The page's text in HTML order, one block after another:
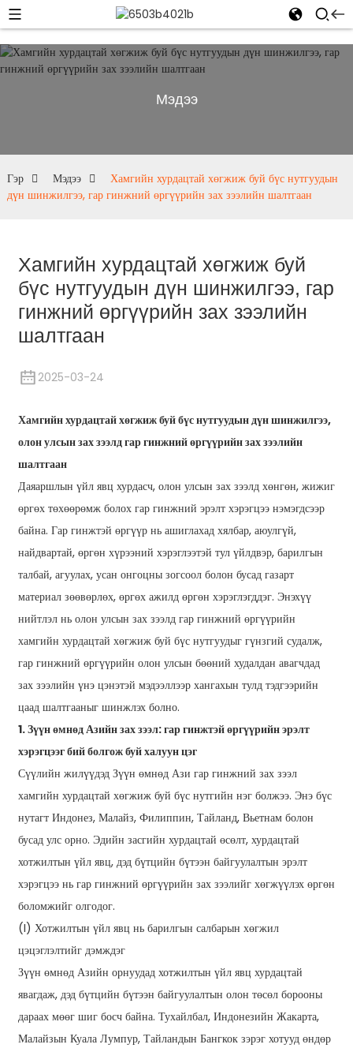
Мэдээ
Гэр Мэдээ
Хамгийн хурдацтай хөгжиж буй бүс нутгуудын
дүн шинжилгээ, гар гинжний өргүүрийн зах зээлийн шалтгаан
Хамгийн хурдацтай хөгжиж буй
бүс нутгуудын дүн шинжилгээ, гар
гинжний өргүүрийн зах зээлийн
шалтгаан
2025-03-24
Хамгийн хурдацтай хөгжиж буй бүс нутгуудын дүн шинжилгээ,
олон улсын зах зээлд гар гинжний өргүүрийн зах зээлийн
шалтгаан
Даяаршлын үйл явц хурдасч, олон улсын зах зээлд хөнгөн, жижиг
өргөх төхөөрөмж болох гар гинжний эрэлт хэрэгцээ нэмэгдсээр
байна. Гар гинжтэй өргүүр нь ашиглахад хялбар, аюулгүй,
найдвартай, өргөн хүрээний хэрэглээтэй тул үйлдвэр, барилгын
талбай, агуулах, усан онгоцны зогсоол болон бусад газарт
материал зөөвөрлөх, өргөх ажилд өргөн хэрэглэгддэг. Энэхүү
нийтлэл нь олон улсын зах зээлд гар гинжний өргүүрийн
хамгийн хурдацтай хөгжиж буй бүс нутгуудыг гүнзгий судалж,
гар гинжний өргүүрийн олон улсын бөөний худалдан авагчдад
зах зээлийн үнэ цэнэтэй мэдээллээр хангахын тулд тэдгээрийн
цаад шалтгааныг шинжлэх болно.
1. Зүүн өмнөд Азийн зах зээл: гар гинжтэй өргүүрийн эрэлт
хэрэгцээг бий болгож буй халуун цэг
Сүүлийн жилүүдэд Зүүн өмнөд Ази гар гинжний зах зээл
хамгийн хурдацтай хөгжиж буй бүс нутгийн нэг болжээ. Энэ бүс
нутагт Индонез, Малайз, Филиппин, Тайланд, Вьетнам болон
бусад улс орно. Эдийн засгийн хурдацтай өсөлт, хурдацтай
хотжилтын үйл явц, дэд бүтцийн бүтээн байгуулалтын эрэлт
хэрэгцээ нь гар гинжний өргүүрийн зах зээлийг хөгжүүлэх өргөн
боломжийг олгодог.
(I) Хотжилтын үйл явц нь барилгын салбарын хөгжил
цэцэглэлтийг дэмждэг
Зүүн өмнөд Азийн орнуудад хотжилтын үйл явц хурдацтай
явагдаж, дэд бүтцийн бүтээн байгуулалтын олон төсөл борооны
дараах мөөг шиг босч байна. Тухайлбал, Индонезийн Жакарта,
Малайзын Куала Лумпур, Тайландын Бангкок зэрэг хотууд өндөр